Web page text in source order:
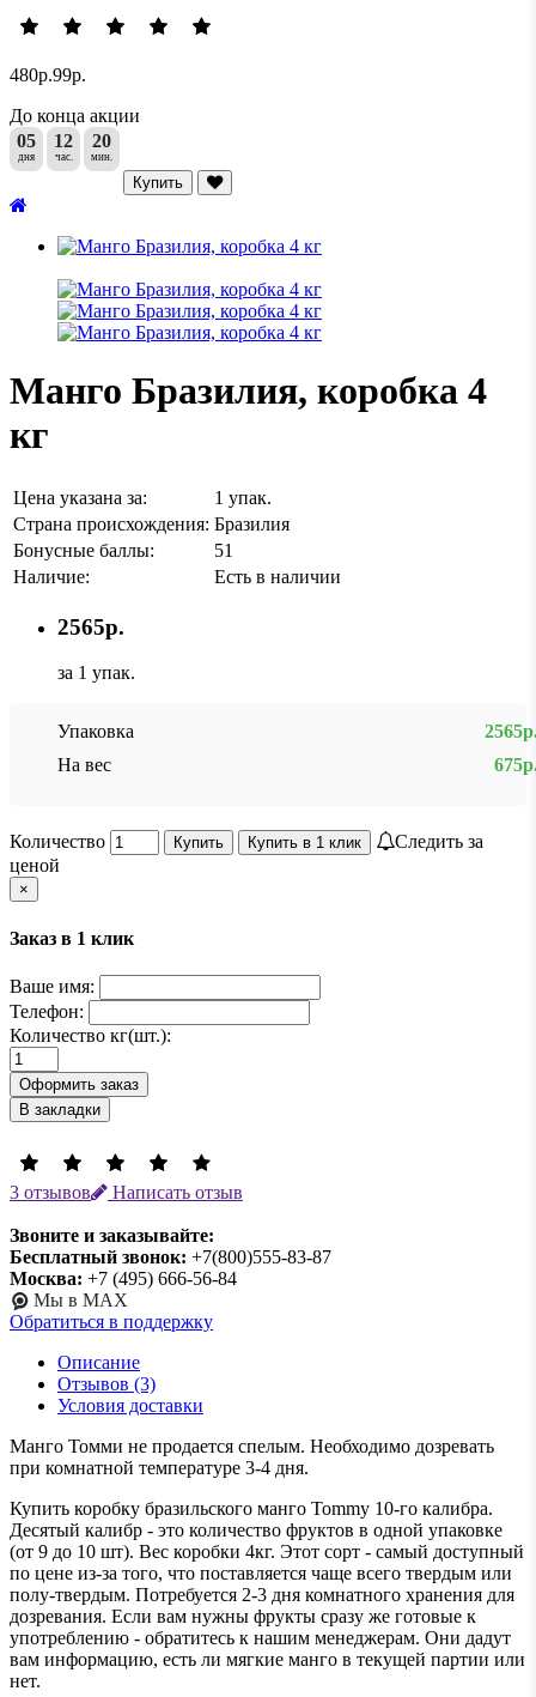
480р.99р.
До конца акции
05
дня
12
час.
20
мин.
Купить
Манго Бразилия, коробка 4
кг
Цена указана за:
1 упак.
Страна происхождения: Бразилия
Бонусные баллы:
51
Наличие:
Есть в наличии
2565р.
за 1 упак.
Упаковка
На вес
Количество Купить Купить в 1 клик
Следить за
ценой
×
Заказ в 1 клик
Ваше имя:
Телефон:
Количество кг(шт.):
Оформить заказ
В закладки
3 отзывов Написать отзыв
Звоните и заказывайте:
Бесплатный звонок: +7(800)555-83-87
Москва: +7 (495) 666-56-84
Мы в MAX
Обратиться в поддержку
Описание
Отзывов (3)
Условия доставки
Манго Томми не продается спелым. Необходимо дозревать
при комнатной температуре 3-4 дня.
Купить коробку бразильского манго Tommy 10-го калибра.
Десятый калибр - это количество фруктов в одной упаковке
(от 9 до 10 шт). Вес коробки 4кг. Этот сорт - самый доступный
по цене из-за того, что поставляется чаще всего твердым или
полу-твердым. Потребуется 2-3 дня комнатного хранения для
дозревания. Если вам нужны фрукты сразу же готовые к
употреблению - обратитесь к нашим менеджерам. Они дадут
вам информацию, есть ли мягкие манго в текущей партии или
нет.